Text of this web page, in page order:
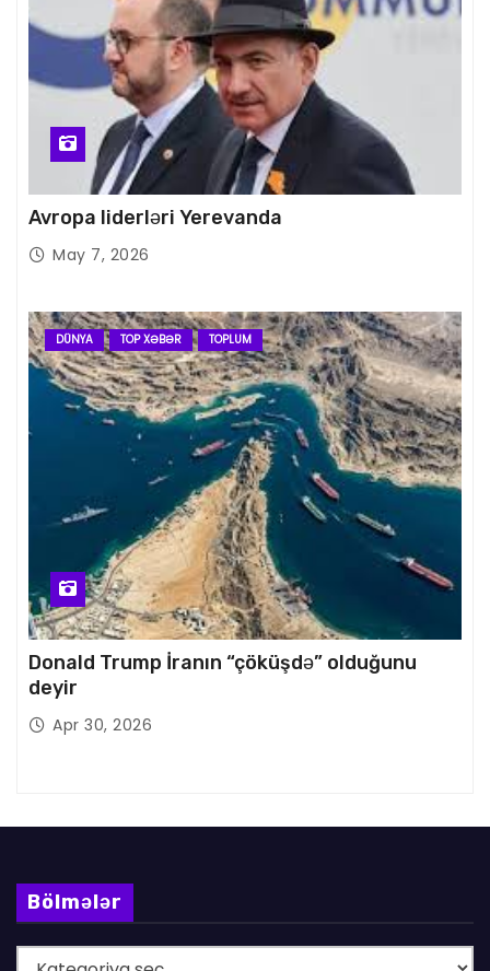
Avropa liderləri Yerevanda
May 7, 2026
DÜNYA TOP XƏBƏR TOPLUM
Donald Trump İranın “çöküşdə” olduğunu
deyir
Apr 30, 2026
Bölmələr